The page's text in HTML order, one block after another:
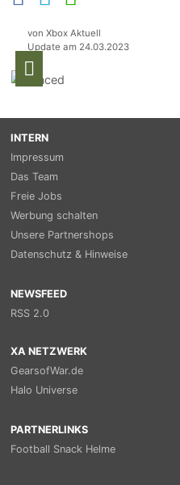
von Xbox Aktuell
Update am 24.03.2023
INTERN
Impressum
Das Team
Freie Jobs
Werbung schalten
Unsere Partnershops
Datenschutz & Hinweise
NEWSFEED
RSS 2.0
XA NETZWERK
GearsofWar.de
Halo Universe
PARTNERLINKS
Football Snack Helme